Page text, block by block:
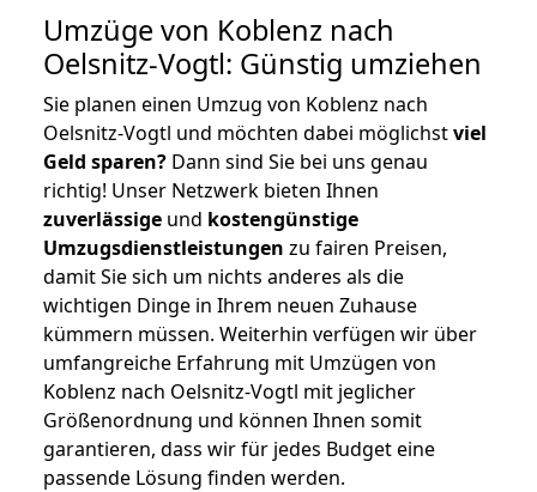
Umzüge von Koblenz nach
Oelsnitz-Vogtl: Günstig umziehen
Sie planen einen Umzug von Koblenz nach
Oelsnitz-Vogtl und möchten dabei möglichstviel
Geld sparen? Dann sind Sie bei uns genau
richtig! Unser Netzwerk bieten Ihnen
zuverlässige und kostengünstige
Umzugsdienstleistungen zu fairen Preisen,
damit Sie sich um nichts anderes als die
wichtigen Dinge in Ihrem neuen Zuhause
kümmern müssen. Weiterhin verfügen wir über
umfangreiche Erfahrung mit Umzügen von
Koblenz nach Oelsnitz-Vogtl mit jeglicher
Größenordnung und können Ihnen somit
garantieren, dass wir für jedes Budget eine
passende Lösung finden werden.